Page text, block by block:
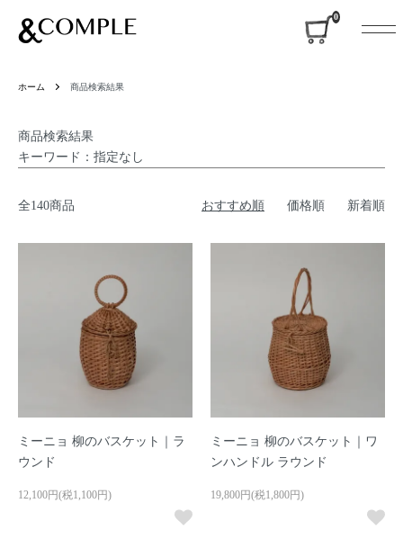
0
ホーム 商品検索結果
商品検索結果
キーワード：指定なし
全140商品 おすすめ順 価格順 新着順
ミーニョ 柳のバスケット｜ラ
ウンド
12,100円(税1,100円)
ミーニョ 柳のバスケット｜ワ
ンハンドル ラウンド
19,800円(税1,800円)